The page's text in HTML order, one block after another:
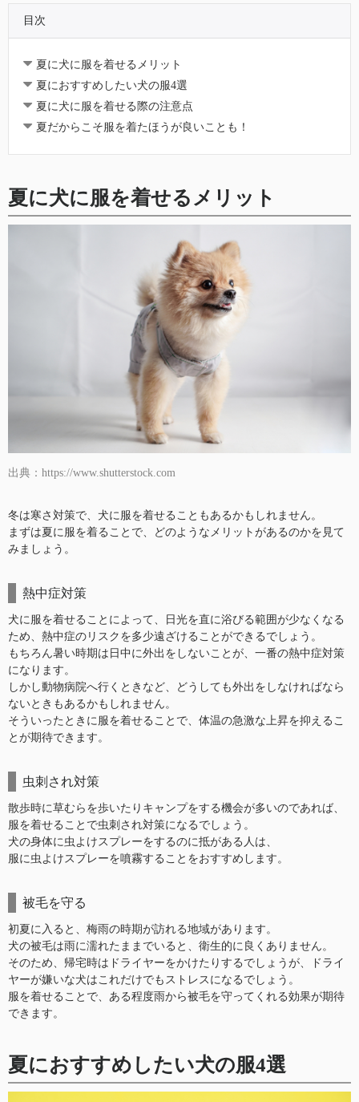
目次
夏に犬に服を着せるメリット
夏におすすめしたい犬の服4選
夏に犬に服を着せる際の注意点
夏だからこそ服を着たほうが良いことも！
夏に犬に服を着せるメリット
出典：https://www.shutterstock.com
冬は寒さ対策で、犬に服を着せることもあるかもしれません。
まずは夏に服を着ることで、どのようなメリットがあるのかを見て
みましょう。
熱中症対策
犬に服を着せることによって、日光を直に浴びる範囲が少なくなる
ため、熱中症のリスクを多少遠ざけることができるでしょう。
もちろん暑い時期は日中に外出をしないことが、一番の熱中症対策
になります。
しかし動物病院へ行くときなど、どうしても外出をしなければなら
ないときもあるかもしれません。
そういったときに服を着せることで、体温の急激な上昇を抑えるこ
とが期待できます。
虫刺され対策
散歩時に草むらを歩いたりキャンプをする機会が多いのであれば、
服を着せることで虫刺され対策になるでしょう。
犬の身体に虫よけスプレーをするのに抵がある人は、
服に虫よけスプレーを噴霧することをおすすめします。
被毛を守る
初夏に入ると、梅雨の時期が訪れる地域があります。
犬の被毛は雨に濡れたままでいると、衛生的に良くありません。
そのため、帰宅時はドライヤーをかけたりするでしょうが、ドライ
ヤーが嫌いな犬はこれだけでもストレスになるでしょう。
服を着せることで、ある程度雨から被毛を守ってくれる効果が期待
できます。
夏におすすめしたい犬の服4選